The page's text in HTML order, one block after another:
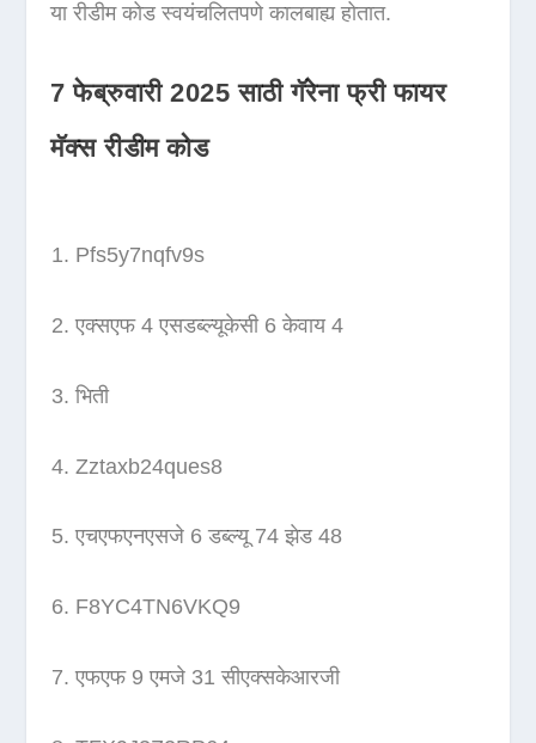
या रीडीम कोड स्वयंचलितपणे कालबाह्य होतात.
7 फेब्रुवारी 2025 साठी गॅरेना फ्री फायर
मॅक्स रीडीम कोड
Pfs5y7nqfv9s
एक्सएफ 4 एसडब्ल्यूकेसी 6 केवाय 4
भिती
Zztaxb24ques8
एचएफएनएसजे 6 डब्ल्यू 74 झेड 48
F8YC4TN6VKQ9
एफएफ 9 एमजे 31 सीएक्सकेआरजी